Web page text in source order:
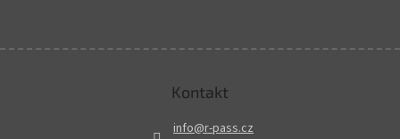
Kontakt
info@r-pass.cz